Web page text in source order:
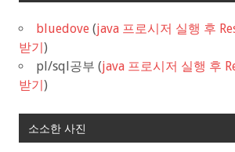
bluedove (java 프로시저 실행 후
받기)
pl/sql공부 (java 프로시저 실행 후
받기)
소소한 사진